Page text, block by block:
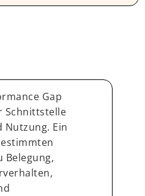
Gap
Schnittstelle
Nutzung. Ein
Belegung,